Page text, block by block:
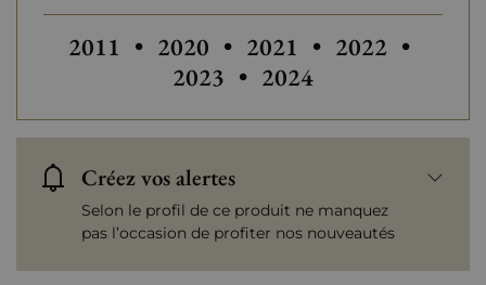
Autres millésimes de Vincent Girardin
2011 • Autres millésimes de Vincent
2020 • 2021 • 2022 •
2023 • 2024
Créez vos alertes
Selon le profil de ce produit ne manquez
pas l’occasion de profiter nos nouveautés